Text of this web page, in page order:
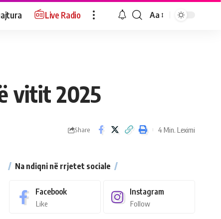
Live Radio Aa
vitit 2025
Share 4 Min. Leximi
Na ndiqni në rrjetet sociale
Facebook
Like
Instagram
Follow